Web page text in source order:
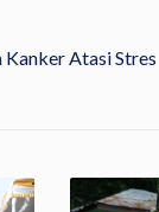
Atasi Stres